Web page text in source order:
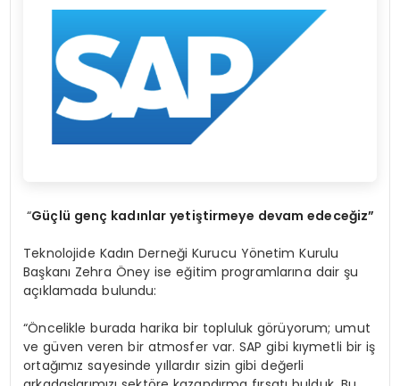
“Güçlü genç kadınlar yetiştirmeye devam edeceğiz”
Teknolojide Kadın Derneği Kurucu Yönetim Kurulu
Başkanı Zehra Öney ise eğitim programlarına dair şu
açıklamada bulundu:
“Öncelikle burada harika bir topluluk görüyorum; umut
ve güven veren bir atmosfer var. SAP gibi kıymetli bir iş
ortağımız sayesinde yıllardır sizin gibi değerli